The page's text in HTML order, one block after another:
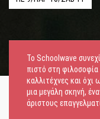
Το Schoolwave
πιστό στη
καλλιτέχνες και όχι
μια μεγάλη σκηνή,
άριστους